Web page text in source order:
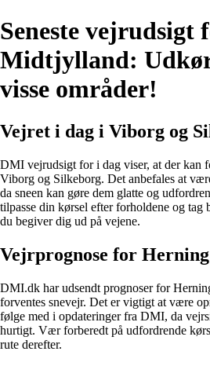
Seneste vejrudsigt
Midtjylland:
visse områder!
Vejret i dag i Viborg og
DMI vejrudsigt for i dag viser, at der kan
Viborg og Silkeborg. Det anbefales at
da sneen kan gøre dem glatte og
tilpasse din kørsel efter forholdene og tag
du begiver dig ud på vejene.
Vejrprognose for
DMI.dk har udsendt prognoser for
forventes snevejr. Det er vigtigt at være
følge med i opdateringer fra DMI, da
hurtigt. Vær forberedt på udfordrende
rute derefter.